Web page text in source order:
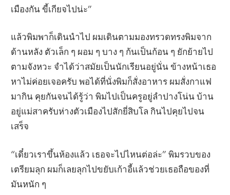
เมืองกัน ขี้เกียจไปน่ะ”
แล้วพิมพาก็เดินนำไป ผมเดินตามมองทรวดทรงพิมจาก
ด้านหลัง ตัวเล็ก ๆ ผอม ๆ บาง ๆ ก้นเป็นก้อน ๆ ยักย้ายไป
ตามจังหวะ จำได้ว่าสมัยเป็นนักเรียนอยู่นั่น ข้างหน้าเธอ
หาไม่ค่อยเจอครับ พอได้ที่นั่งพิมก็สั่งอาหาร ผมสั่งกาแฟ
มากิน คุยกันจนได้รู้ว่า พิมไปเป็นครูอยู่ลำปางโน่น บ้าน
อยู่แม่สาครับห่างตัวเมืองไปสักยี่สิบโล กินไปคุยไปจน
เสร็จ
“เดี๋ยวเราขึ้นห้องแล้ว เธอจะไปไหนต่อล่ะ” พิมรวบของ
เตรียมลุก ผมก็เลยลุกไปขยับเก้าอี้แล้วช่วยเธอถือของที่
มันหนัก ๆ